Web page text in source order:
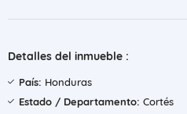
Detalles del inmueble :
País: Honduras
Estado / Departamento: Cortés